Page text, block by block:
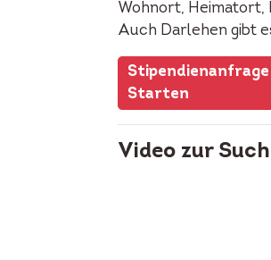
Wohnort, Heimatort,
Auch Darlehen gibt
Stipendienanfrage
Starten
Video zur